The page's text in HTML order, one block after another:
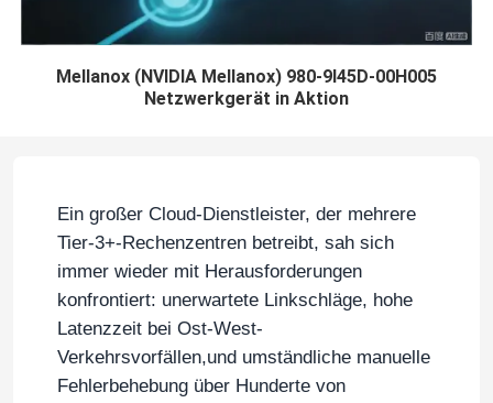
Mellanox (NVIDIA Mellanox) 980-9I45D-00H005
Netzwerkgerät in Aktion
Ein großer Cloud-Dienstleister, der mehrere
Tier-3+-Rechenzentren betreibt, sah sich
immer wieder mit Herausforderungen
konfrontiert: unerwartete Linkschläge, hohe
Latenzzeit bei Ost-West-
Verkehrsvorfällen,und umständliche manuelle
Fehlerbehebung über Hunderte von